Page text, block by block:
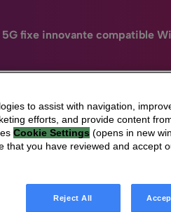
fixe innovante compatible
Entreprise
to assist with navigation,
efforts, and provide content
Cookie Settings (opens in new
that you have reviewed and accept
Reject All